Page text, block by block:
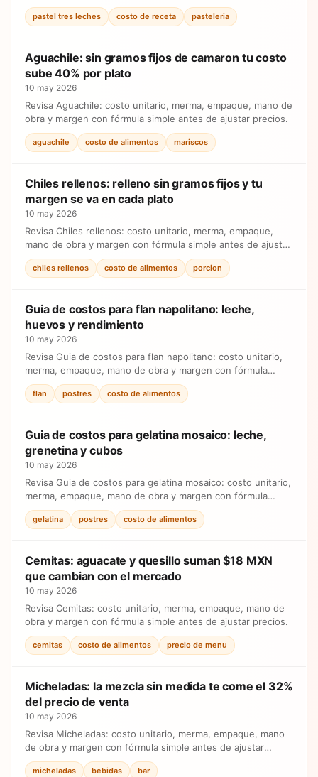
precios.
pastel tres leches costo de receta pasteleria
Aguachile: sin gramos fijos de camaron tu costo
sube 40% por plato
10 may 2026
Revisa Aguachile: costo unitario, merma, empaque, mano de
obra y margen con fórmula simple antes de ajustar precios.
aguachile costo de alimentos mariscos
Chiles rellenos: relleno sin gramos fijos y tu
margen se va en cada plato
10 may 2026
Revisa Chiles rellenos: costo unitario, merma, empaque,
mano de obra y margen con fórmula simple antes de ajustar
precios.
chiles rellenos costo de alimentos porcion
Guia de costos para flan napolitano: leche,
huevos y rendimiento
10 may 2026
Revisa Guia de costos para flan napolitano: costo unitario,
merma, empaque, mano de obra y margen con fórmula
simple antes de ajustar precios.
flan postres costo de alimentos
Guia de costos para gelatina mosaico: leche,
grenetina y cubos
10 may 2026
Revisa Guia de costos para gelatina mosaico: costo unitario,
merma, empaque, mano de obra y margen con fórmula
simple antes de ajustar precios.
gelatina postres costo de alimentos
Cemitas: aguacate y quesillo suman $18 MXN
que cambian con el mercado
10 may 2026
Revisa Cemitas: costo unitario, merma, empaque, mano de
obra y margen con fórmula simple antes de ajustar precios.
cemitas costo de alimentos precio de menu
Micheladas: la mezcla sin medida te come el 32%
del precio de venta
10 may 2026
Revisa Micheladas: costo unitario, merma, empaque, mano
de obra y margen con fórmula simple antes de ajustar
precios.
micheladas bebidas bar